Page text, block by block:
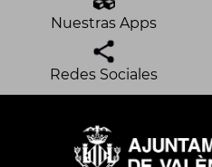
Nuestras Apps
Redes Sociales